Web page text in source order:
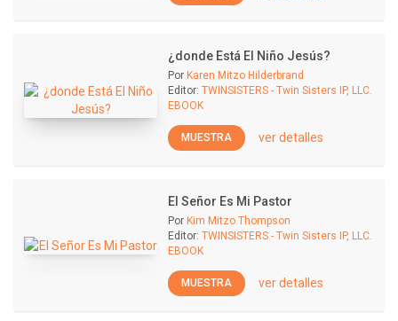
¿donde Está El Niño Jesús?
Por Karen Mitzo Hilderbrand
Editor: TWINSISTERS - Twin Sisters IP, LLC.
EBOOK
MUESTRA ver detalles
El Señor Es Mi Pastor
Por Kim Mitzo Thompson
Editor: TWINSISTERS - Twin Sisters IP, LLC.
EBOOK
MUESTRA ver detalles